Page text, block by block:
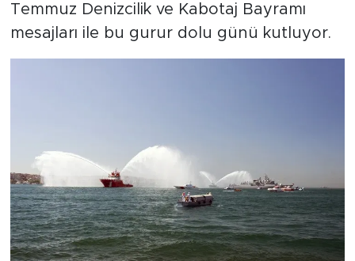
Temmuz Denizcilik ve Kabotaj Bayramı
mesajları ile bu gurur dolu günü kutluyor.